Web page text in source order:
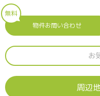
無料
物件お問い合わせ
お
周辺